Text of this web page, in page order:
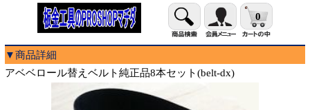
0
▼商品詳細
アベベロール替えベルト純正品8本セット(belt-dx)